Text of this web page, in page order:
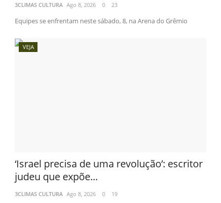
3CLIMAS CULTURA Ago 8, 2026 0 23
Equipes se enfrentam neste sábado, 8, na Arena do Grêmio
VEJA
‘Israel precisa de uma revolução’: escritor
judeu que expõe...
3CLIMAS CULTURA Ago 8, 2026 0 19